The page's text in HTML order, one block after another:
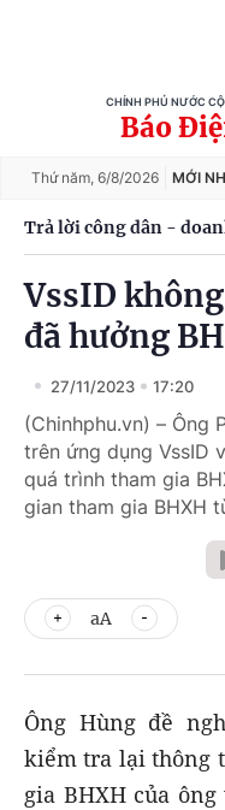
CHÍNH PHỦ NƯỚC
Báo
Thứ năm, 6/8/2026 MỚI
Trả lời công dân -
VssID
đã hưởng
27/11/2023 17:20
(Chinhphu.vn) – Ông
trên ứng dụng VssID
quá trình tham gia
gian tham gia BHXH
aA
Ông Hùng đề
kiểm tra lại thông
gia BHXH của